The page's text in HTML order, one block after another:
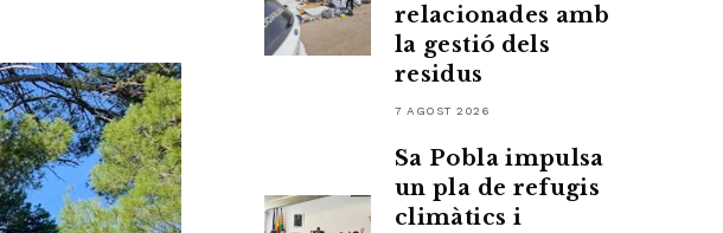
relacionades amb
la gestió dels
residus
7 AGOST 2026
Sa Pobla impulsa
un pla de refugis
climàtics i